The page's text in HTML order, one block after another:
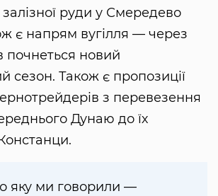
руди у Смередево
є напрям вугілля — через
почнеться новий
сезон. Також є пропозиції
з перевезення
Дунаю до їх
яку ми говорили —